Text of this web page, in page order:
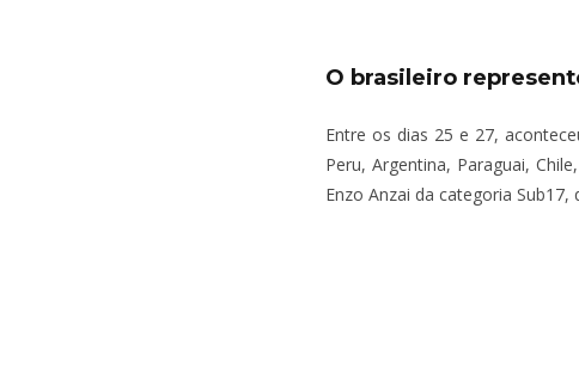
O brasileiro
Entre os dias 25 e 27,
Peru, Argentina, Paraguai,
Enzo Anzai da categoria